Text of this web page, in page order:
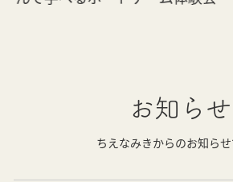
お知らせ
ちえなみきからのお知らせ